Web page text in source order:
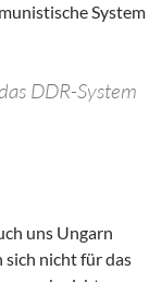
System
DDR-System
uns Ungarn
nicht für das